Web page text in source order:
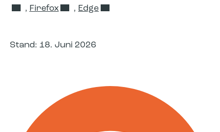
, Firefox , Edge
Stand: 18. Juni 2026